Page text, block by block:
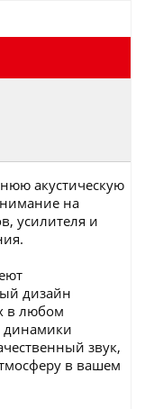
акустическую
на
усилителя и
дизайн
в любом
динамики
звук,
в вашем